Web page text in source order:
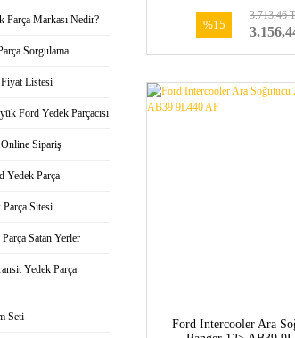
Parça Markası Nedir?
Sorgulama
Listesi
Ford Yedek Parçacısı
Sipariş
Yedek Parça
Sitesi
Satan Yerler
Yedek Parça
Seti
2037262</
%15
3.713,46
Ford Intercooler Ara